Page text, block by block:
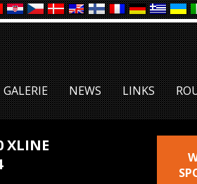
GALERIE NEWS LINKS
XLINE